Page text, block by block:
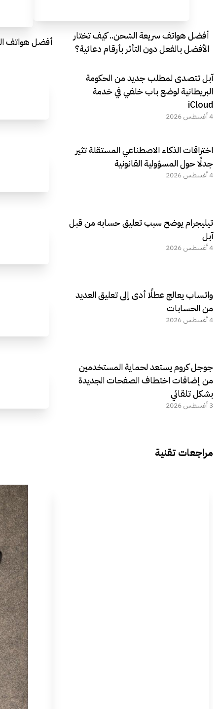
أفضل هواتف سريعة الشحن.. كيف تختار
الأفضل بالفعل دون التأثر بأرقام دعائية؟
أفضل هواتف
آبل تتصدى لمطلب جديد من الحكومة
البريطانية لوضع باب خلفي في خدمة
iCloud
4 أغسطس 2026
اختراقات الذكاء الاصطناعي المستقلة تثير
جدلًا حول المسؤولية القانونية
4 أغسطس 2026
تيليجرام يوضح سبب تعليق حسابه من قبل
آبل
4 أغسطس 2026
واتساب يعالج عطلًا أدى إلى تعليق العديد
من الحسابات
4 أغسطس 2026
جوجل كروم يستعد لحماية المستخدمين
من إضافات اختطاف الصفحات الجديدة
بشكل تلقائي
3 أغسطس 2026
مراجعات تقنية